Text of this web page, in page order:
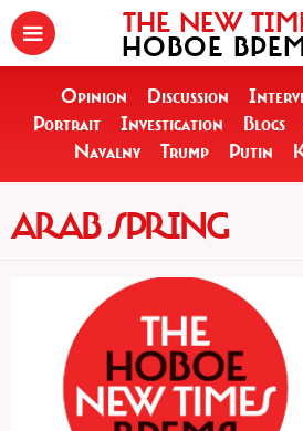
THE NEW
НОВОЕ
Opinion Discussion
Portrait
Investigation Blogs
Navalny
Trump Putin
ARAB SPRING